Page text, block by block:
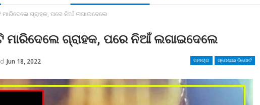
ଗ୍ରାହକ, ପରେ ନିଆଁ ଲଗାଇଦେଲେ
ଗ୍ରାହକ, ପରେ ନିଆଁ ଲଗାଇଦେଲେ
ସମାଚାର ସ୍ପେଶାଲ ରିପୋର୍ଟ
Jun 18, 2022